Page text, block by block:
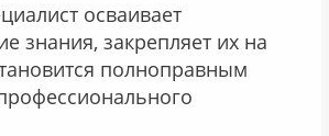
осваивает
знания, закрепляет их на
полноправным